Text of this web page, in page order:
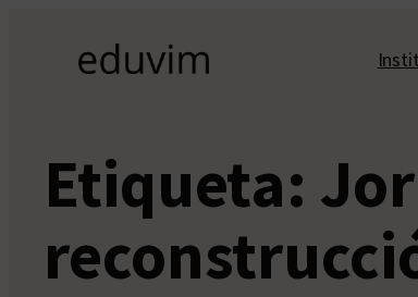
contenido
Etiqueta: